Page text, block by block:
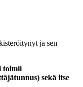
ja sen
toimii
sekä itse